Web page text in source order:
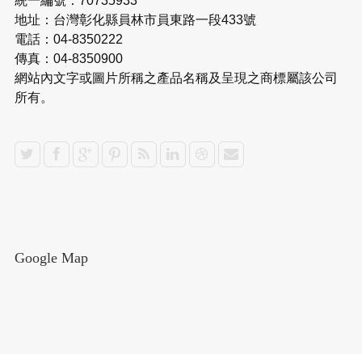
地址：台灣彰化縣員林市員東路一段433號
電話：04-8350222
傳真：04-8350900
網站內文字或圖片所稱之產品名稱及呈現之商標屬該公司
所有。
Google Map